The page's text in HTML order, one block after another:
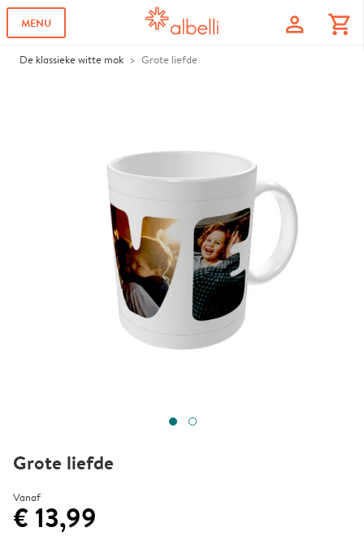
MENU profile shopping_cart
De klassieke witte mok Grote liefde
Grote liefde
Vanaf
€ 13,99